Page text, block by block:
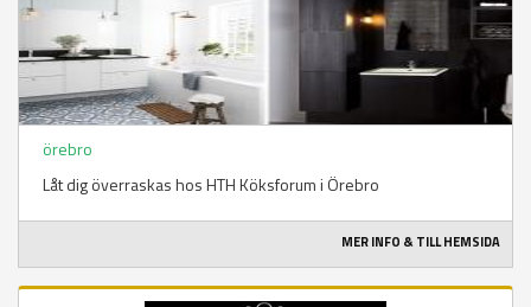
örebro
Låt dig överraskas hos HTH Köksforum i Örebro
MER INFO & TILL HEMSIDA